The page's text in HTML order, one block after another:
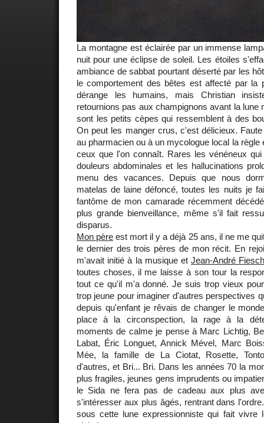
La montagne est éclairée par un immense
nuit pour une éclipse de soleil. Les étoiles
ambiance de sabbat pourtant déserté par les
le comportement des bêtes est affecté par la
dérange les humains, mais Christian
retournions pas aux champignons avant la lune
sont les petits cèpes qui ressemblent à des
On peut les manger crus, c'est délicieux.
au pharmacien ou à un mycologue local la
ceux que l'on connaît. Rares les vénéneux
douleurs abdominales et les hallucinations
menu des vacances. Depuis que nous
matelas de laine défoncé, toutes les nuits je
fantôme de mon camarade récemment
plus grande bienveillance, même s'il fait
disparus.
Mon père est mort il y a déjà 25 ans, il ne me
le dernier des trois pères de mon récit. En
m'avait initié à la musique et Jean-André
toutes choses, il me laisse à son tour la
tout ce qu'il m'a donné. Je suis trop vieux
trop jeune pour imaginer d'autres perspectives
depuis qu'enfant je rêvais de changer le
place à la circonspection, la rage à la
moments de calme je pense à Marc Lichtig,
Labat, Éric Longuet, Annick Mével, Marc
Mée, la famille de La Ciotat, Rosette,
d'autres, et Bri... Bri. Dans les années 70 la
plus fragiles, jeunes gens imprudents ou
le Sida ne fera pas de cadeau aux plus
s'intéresser aux plus âgés, rentrant dans
sous cette lune expressionniste qui fait vivre